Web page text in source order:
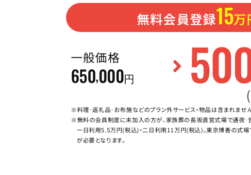
無料会員登録15万
一般価格
650,000円
※料理･返礼品･お布施などのプラン外サービス・物品は含まれませ
※無料の会員制度に未加入の方が、家族葬の長坂直営式場で通夜･
一日利用5.5万円(税込)・二日利用11万円(税込)。東京博善の式
が必要となります。